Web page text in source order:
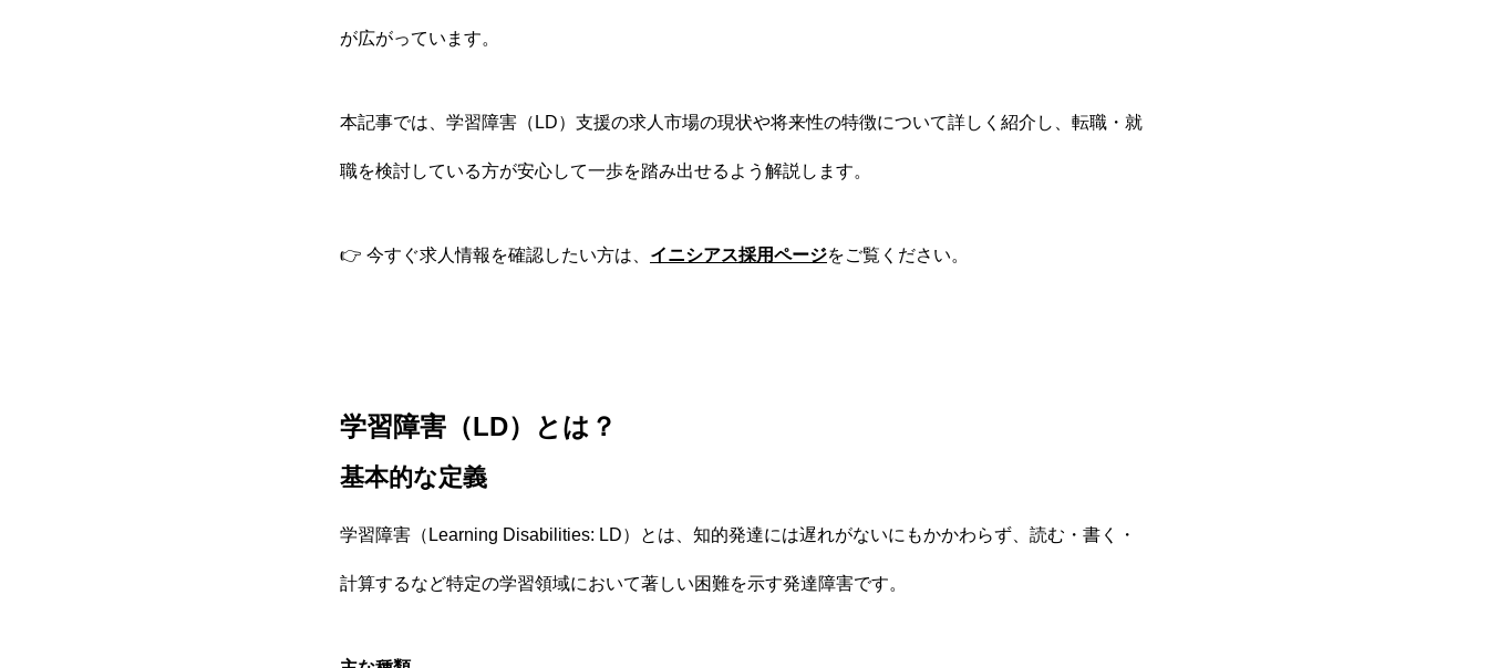
が広がっています。
本記事では、学習障害（LD）支援の求人市場の現状や将来性の特徴について詳しく紹介し、転職・就
職を検討している方が安心して一歩を踏み出せるよう解説します。
👉 今すぐ求人情報を確認したい方は、 イニシアス採用ページをご覧ください。
学習障害（LD）とは？
基本的な定義
学習障害（Learning Disabilities: LD）とは、知的発達には遅れがないにもかかわらず、読む・書く・
計算するなど特定の学習領域において著しい困難を示す発達障害です。